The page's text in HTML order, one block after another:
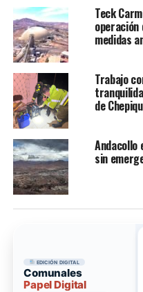
Teck
medidas
Trabajo
de
sin
EDICIÓN DIGITAL
Comunales
Papel Digital